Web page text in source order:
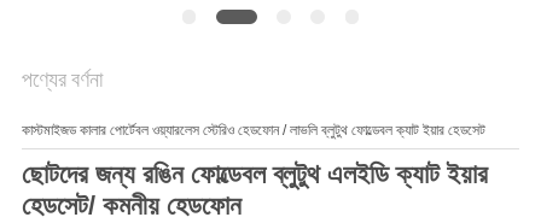
পণ্যের বর্ণনা
কাস্টমাইজড কালার পোর্টেবল ওয়্যারলেস স্টেরিও হেডফোন / লাভলি ব্লুটুথ ফোল্ডেবল ক্যাট ইয়ার হেডসেট
ছোটদের জন্য রঙিন ফোল্ডেবল ব্লুটুথ এলইডি ক্যাট ইয়ার
হেডসেট/ কমনীয় হেডফোন